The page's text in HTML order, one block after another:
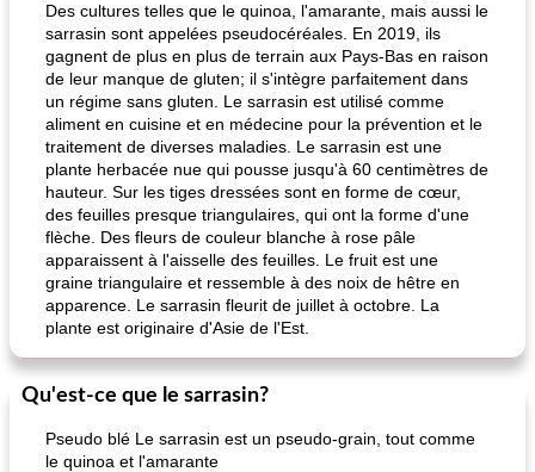
Des cultures telles que le quinoa, l'amarante, mais aussi le
sarrasin sont appelées pseudocéréales. En 2019, ils
gagnent de plus en plus de terrain aux Pays-Bas en raison
de leur manque de gluten; il s'intègre parfaitement dans
un régime sans gluten. Le sarrasin est utilisé comme
aliment en cuisine et en médecine pour la prévention et le
traitement de diverses maladies. Le sarrasin est une
plante herbacée nue qui pousse jusqu'à 60 centimètres de
hauteur. Sur les tiges dressées sont en forme de cœur,
des feuilles presque triangulaires, qui ont la forme d'une
flèche. Des fleurs de couleur blanche à rose pâle
apparaissent à l'aisselle des feuilles. Le fruit est une
graine triangulaire et ressemble à des noix de hêtre en
apparence. Le sarrasin fleurit de juillet à octobre. La
plante est originaire d'Asie de l'Est.
Qu'est-ce que le sarrasin?
Pseudo blé Le sarrasin est un pseudo-grain, tout comme
le quinoa et l'amarante